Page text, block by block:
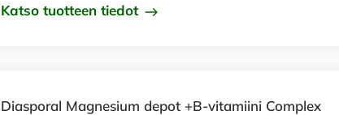
Katso tuotteen tiedot
Diasporal Magnesium depot +B-vitamiini Complex